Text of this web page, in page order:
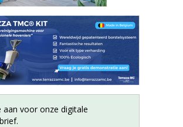
aan voor onze digitale